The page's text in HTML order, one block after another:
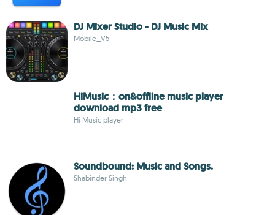
DJ Mixer Studio - DJ Music Mix
Mobile_V5
HiMusic：on&offline music player
download mp3 free
Hi Music player
Soundbound: Music and Songs.
Shabinder Singh